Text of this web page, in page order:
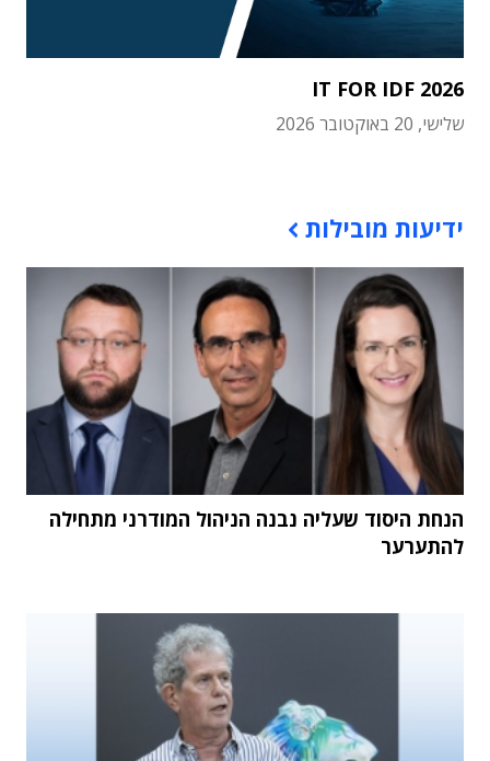
IT FOR IDF 2026
שלישי, 20 באוקטובר 2026
ידיעות מובילות
הנחת היסוד שעליה נבנה הניהול המודרני מתחילה
להתערער